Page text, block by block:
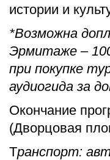
истории и
*Возможна
Эрмитаже –
при покупке
аудиогида за
Окончание
(Дворцовая
Транспорт: